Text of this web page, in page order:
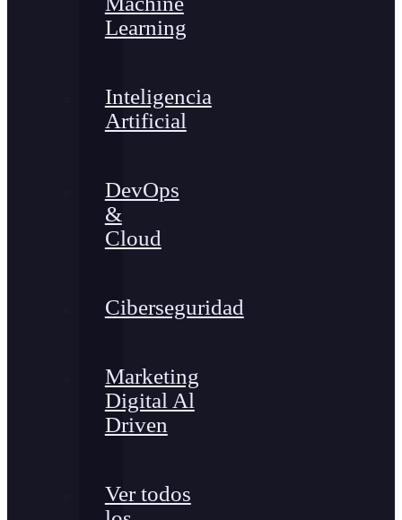
Learning
Inteligencia
Artificial
DevOps
&
Cloud
Ciberseguridad
Marketing
Digital Al
Driven
Ver todos